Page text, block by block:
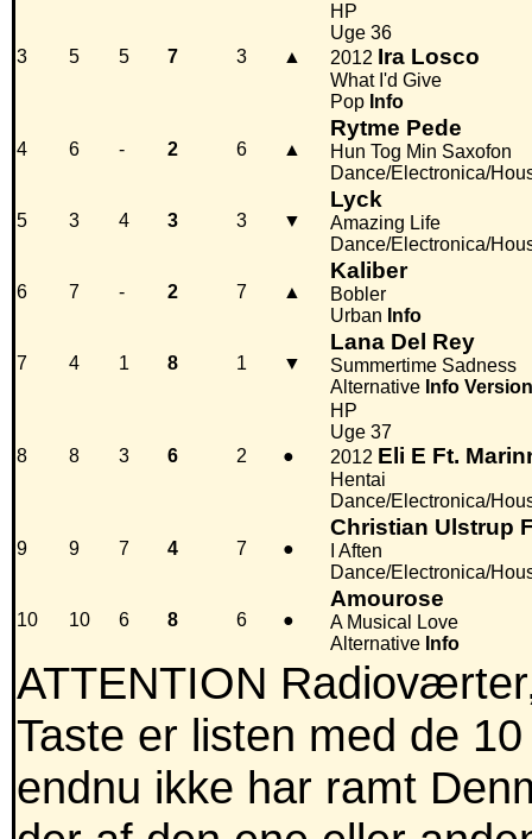
3 5 5 7 3 ▲
HP
Uge 36
2012 Ira Losco
What I'd Give
Pop Info
4 6 - 2 6 ▲
Rytme Pede
Hun Tog Min Saxofon
Dance/Electronica/
5 3 4 3 3 ▼
Lyck
Amazing Life
Dance/Electronica/
6 7 - 2 7 ▲
Kaliber
Bobler
Urban Info
7 4 1 8 1 ▼
Lana Del Rey
Summertime Sadness
Alternative Info
8 8 3 6 2 ●
HP
Uge 37
2012 Eli E Ft.
Hentai
Dance/Electronica/
9 9 7 4 7 ●
Christian Ulstrup
I Aften
Dance/Electronica/
10 10 6 8 6 ●
Amourose
A Musical Love
Alternative Info
ATTENTION
Taste er listen med de
endnu ikke har ramt